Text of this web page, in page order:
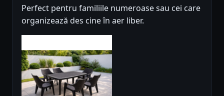
Perfect pentru familiile numeroase sau cei care
organizează des cine în aer liber.